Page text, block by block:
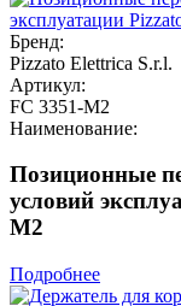
Бренд:
Pizzato Elettrica S.r.l.
Артикул:
FC 3351-M2
Наименование:
Позиционные
условий
M2
Подробнее